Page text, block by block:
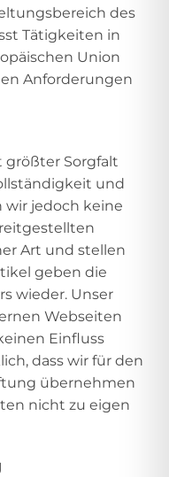
des
Tätigkeiten in
Union
Anforderungen
größter Sorgfalt
und
jedoch keine
Art und stellen
geben die
wieder. Unser
Webseiten
Einfluss
dass wir für den
übernehmen
nicht zu eigen